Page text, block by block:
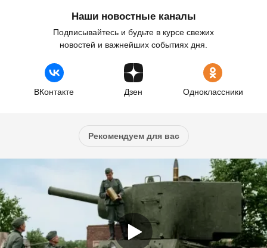
Наши новостные каналы
Подписывайтесь и будьте в курсе свежих
новостей и важнейших событиях дня.
ВКонтакте Дзен Одноклассники
Рекомендуем для вас